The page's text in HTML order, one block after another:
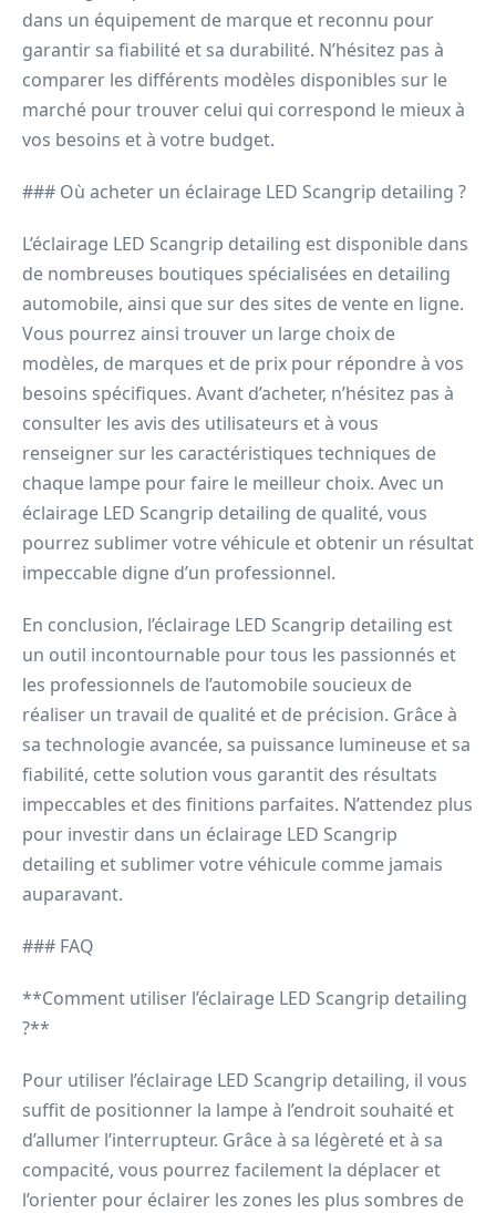
dans un équipement de marque et reconnu pour
garantir sa fiabilité et sa durabilité. N’hésitez pas à
comparer les différents modèles disponibles sur le
marché pour trouver celui qui correspond le mieux à
vos besoins et à votre budget.
### Où acheter un éclairage LED Scangrip detailing ?
L’éclairage LED Scangrip detailing est disponible dans
de nombreuses boutiques spécialisées en detailing
automobile, ainsi que sur des sites de vente en ligne.
Vous pourrez ainsi trouver un large choix de
modèles, de marques et de prix pour répondre à vos
besoins spécifiques. Avant d’acheter, n’hésitez pas à
consulter les avis des utilisateurs et à vous
renseigner sur les caractéristiques techniques de
chaque lampe pour faire le meilleur choix. Avec un
éclairage LED Scangrip detailing de qualité, vous
pourrez sublimer votre véhicule et obtenir un résultat
impeccable digne d’un professionnel.
En conclusion, l’éclairage LED Scangrip detailing est
un outil incontournable pour tous les passionnés et
les professionnels de l’automobile soucieux de
réaliser un travail de qualité et de précision. Grâce à
sa technologie avancée, sa puissance lumineuse et sa
fiabilité, cette solution vous garantit des résultats
impeccables et des finitions parfaites. N’attendez plus
pour investir dans un éclairage LED Scangrip
detailing et sublimer votre véhicule comme jamais
auparavant.
### FAQ
**Comment utiliser l’éclairage LED Scangrip detailing
?**
Pour utiliser l’éclairage LED Scangrip detailing, il vous
suffit de positionner la lampe à l’endroit souhaité et
d’allumer l’interrupteur. Grâce à sa légèreté et à sa
compacité, vous pourrez facilement la déplacer et
l’orienter pour éclairer les zones les plus sombres de